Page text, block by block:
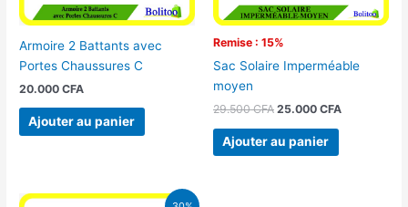
Armoire 2 Battants avec
Portes Chaussures C
20.000CFA
Ajouter au panier
Remise : 15%
Sac Solaire Imperméable
moyen
29.500CFA 25.000 CFA
Ajouter au panier
Le
Le